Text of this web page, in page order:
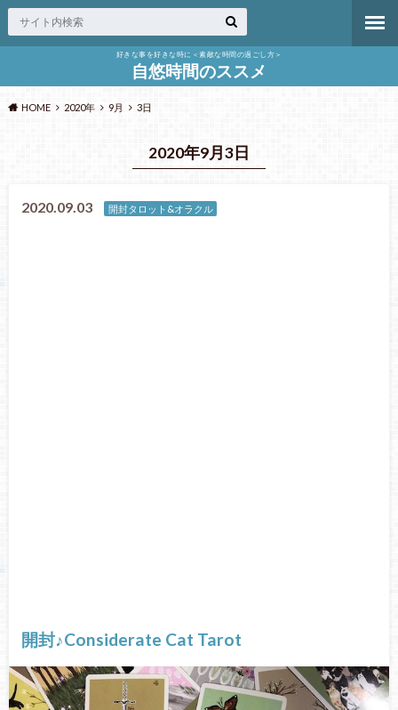
好きな事を好きな時に＜素敵な時間の過ごし方＞
自悠時間のススメ
HOME 2020年 9月 3日
2020年9月3日
2020.09.03 開封タロット&オラクル
開封♪Considerate Cat Tarot